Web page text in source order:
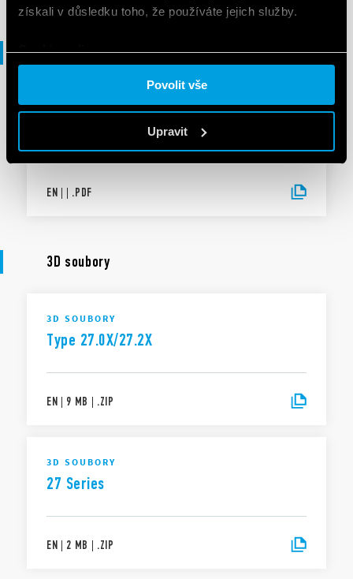
získali v důsledku toho, že používáte jejich služby.
Cookie policy.
Povolit vše
Upravit
Prohlášení o shodě
DECLARATION OF CONFORMITY - UKCA
EN | | .PDF
3D soubory
3D SOUBORY
Type 27.0X/27.2X
EN | 9 MB | .ZIP
3D SOUBORY
27 Series
EN | 2 MB | .ZIP